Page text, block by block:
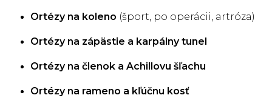
Ortézy na koleno (šport, po operácii, artróza)
Ortézy na zápästie a karpálny tunel
Ortézy na členok a Achillovu šľachu
Ortézy na rameno a kľúčnu kosť